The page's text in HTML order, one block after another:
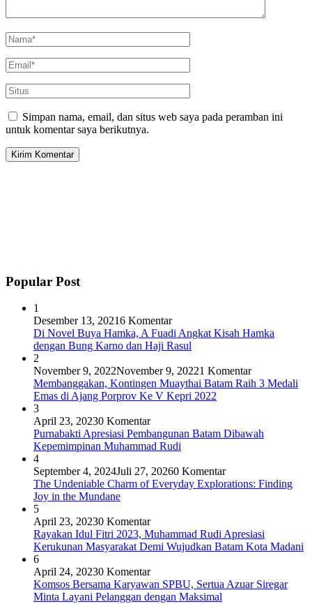
Simpan nama, email, dan situs web saya pada peramban ini
untuk komentar saya berikutnya.
Popular Post
1
Desember 13, 20216 Komentar
Di Novel Buya Hamka, A Fuadi Angkat Kisah Hamka
dengan Bung Karno dan Haji Rasul
2
November 9, 2022November 9, 20221 Komentar
Membanggakan, Kontingen Muaythai Batam Raih 3 Medali
Emas di Ajang Porprov Ke V Kepri 2022
3
April 23, 20230 Komentar
Purnabakti Apresiasi Pembangunan Batam Dibawah
Kepemimpinan Muhammad Rudi
4
September 4, 2024Juli 27, 20260 Komentar
The Undeniable Charm of Everyday Explorations: Finding
Joy in the Mundane
5
April 23, 20230 Komentar
Rayakan Idul Fitri 2023, Muhammad Rudi Apresiasi
Kerukunan Masyarakat Demi Wujudkan Batam Kota Madani
6
April 24, 20230 Komentar
Komsos Bersama Karyawan SPBU, Sertua Azuar Siregar
Minta Layani Pelanggan dengan Maksimal